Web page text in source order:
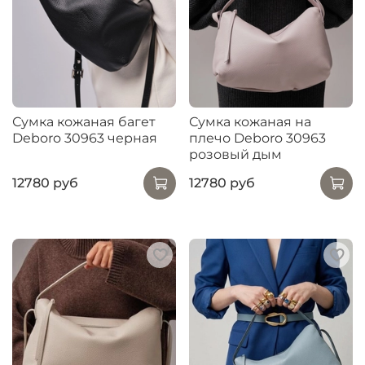
Сумка кожаная багет
Deboro 30963 черная
12780 руб
Сумка кожаная на
плечо Deboro 30963
розовый дым
12780 руб